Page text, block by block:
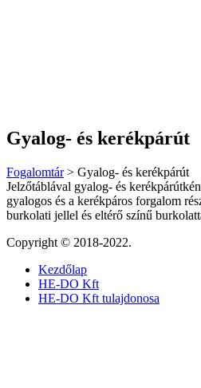
Gyalog- és kerékpárút
Fogalomtár> Gyalog- és kerékpárút
Jelzőtáblával gyalog- és
gyalogos és a kerékpáros forgalom
burkolati jellel és eltérő színű
Copyright © 2018-2022.
Kezdőlap
HE-DO Kft
HE-DO Kft tulajdonosa